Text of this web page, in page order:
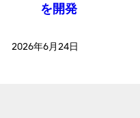
を開発
2026年6月24日